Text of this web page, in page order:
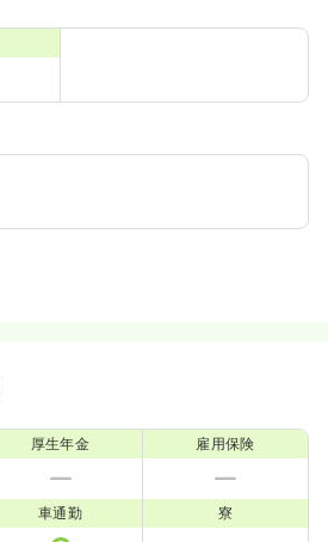
厚生年金 雇用保険
車通勤 寮